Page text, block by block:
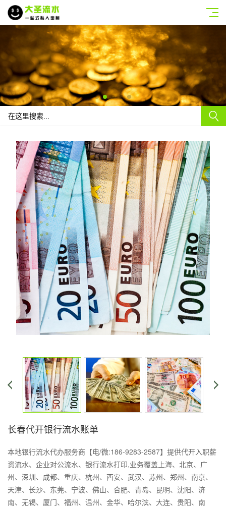
长春代开银行流水账单
本地银行流水代办服务商【电/微:186-9283-2587】提供代开入职薪
资流水、企业对公流水、银行流水打印,业务覆盖上海、北京、广
州、深圳、成都、重庆、杭州、西安、武汉、苏州、郑州、南京、
天津、长沙、东莞、宁波、佛山、合肥、青岛、昆明、沈阳、济
南、无锡、厦门、福州、温州、金华、哈尔滨、大连、贵阳、南